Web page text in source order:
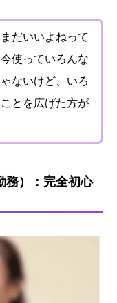
だいいよねって
使っていろんな
ないけど、いろ
とを広げた方が
務）：完全初心